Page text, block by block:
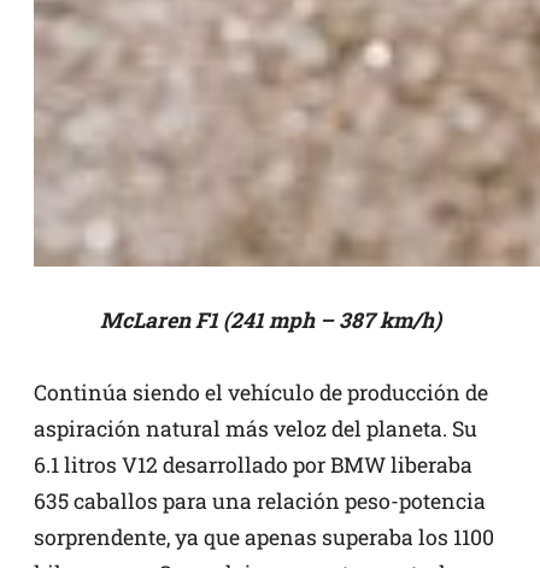
McLaren F1 (241 mph – 387 km/h)
Continúa siendo el vehículo de producción de
aspiración natural más veloz del planeta. Su
6.1 litros V12 desarrollado por BMW liberaba
635 caballos para una relación peso-potencia
sorprendente, ya que apenas superaba los 1100